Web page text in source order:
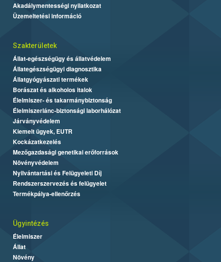
Akadálymentességi nyilatkozat
Üzemeltetési információ
Szakterületek
Állat-egészségügy és állatvédelem
Állategészségügyi diagnosztika
Állatgyógyászati termékek
Borászat és alkoholos italok
Élelmiszer- és takarmánybiztonság
Élelmiszerlánc-biztonsági laborhálózat
Járványvédelem
Kiemelt ügyek, EUTR
Kockázatkezelés
Mezőgazdasági genetikai erőforrások
Növényvédelem
Nyilvántartási és Felügyeleti Díj
Rendszerszervezés és felügyelet
Termékpálya-ellenőrzés
Ügyintézés
Élelmiszer
Állat
Növény